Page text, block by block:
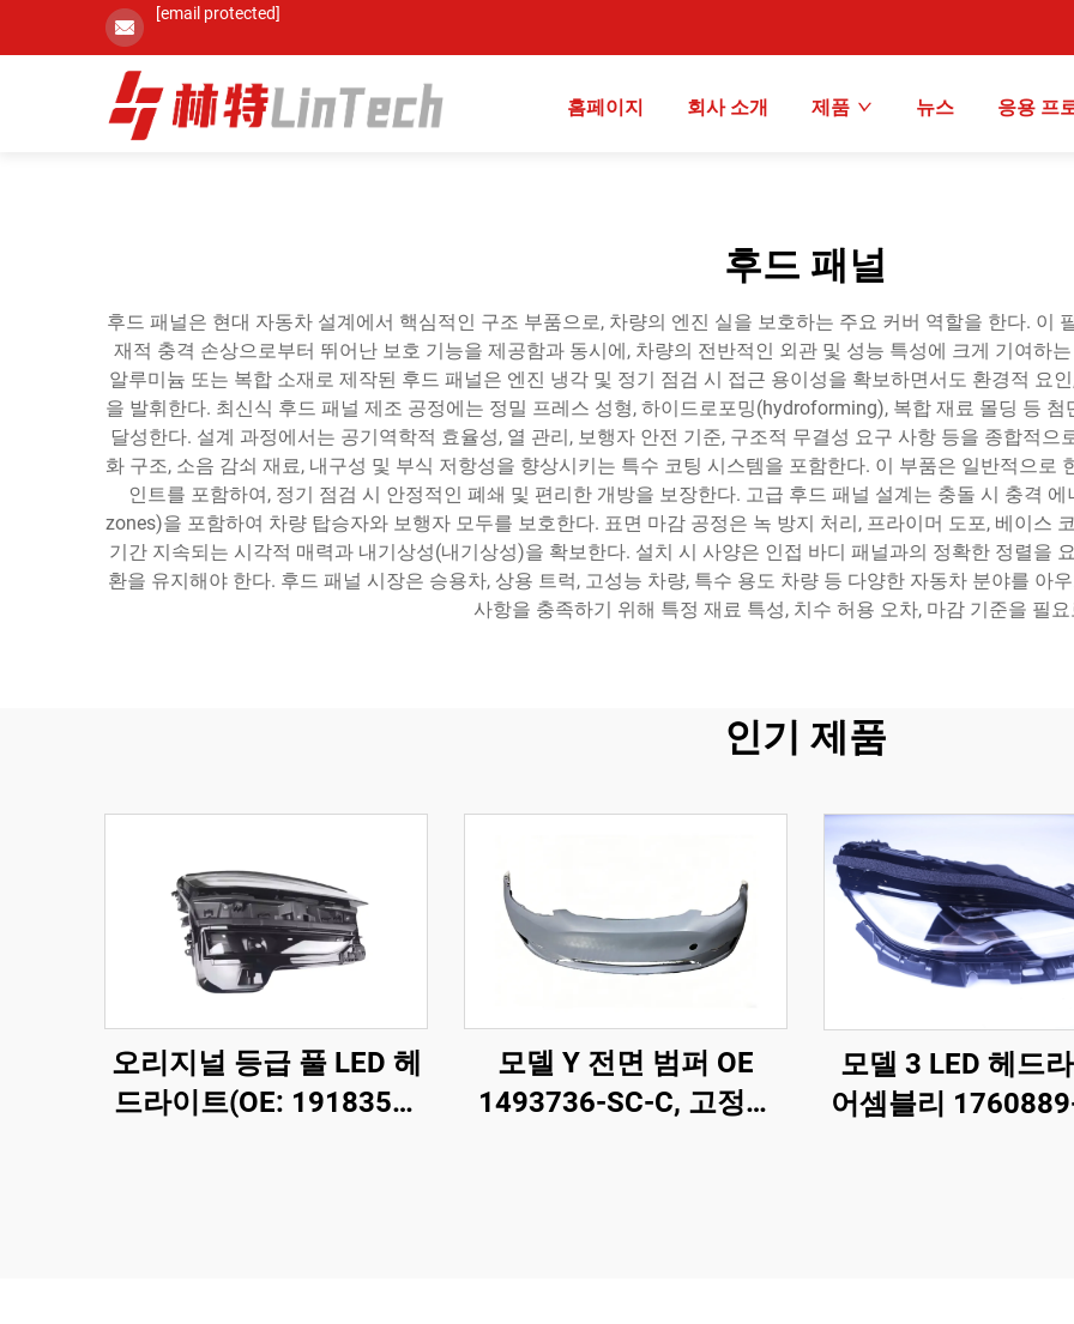
[email protected]
홈페이지 회사 소개 제품 뉴스 응용 프
후드 패널
후드 패널은 현대 자동차 설계에서 핵심적인 구조 부품으로, 차량의 엔진 실을 보호하는 주요 커버 역할을 한다. 이
재적 충격 손상으로부터 뛰어난 보호 기능을 제공함과 동시에, 차량의 전반적인 외관 및 성능 특성에 크게 기여하
알루미늄 또는 복합 소재로 제작된 후드 패널은 엔진 냉각 및 정기 점검 시 접근 용이성을 확보하면서도 환경적 요
을 발휘한다. 최신식 후드 패널 제조 공정에는 정밀 프레스 성형, 하이드로포밍(hydroforming), 복합 재료 몰딩 등
달성한다. 설계 과정에서는 공기역학적 효율성, 열 관리, 보행자 안전 기준, 구조적 무결성 요구 사항 등을 종합적
화 구조, 소음 감쇠 재료, 내구성 및 부식 저항성을 향상시키는 특수 코팅 시스템을 포함한다. 이 부품은 일반적으로
인트를 포함하여, 정기 점검 시 안정적인 폐쇄 및 편리한 개방을 보장한다. 고급 후드 패널 설계는 충돌 시 충격
zones)을 포함하여 차량 탑승자와 보행자 모두를 보호한다. 표면 마감 공정은 녹 방지 처리, 프라이머 도포, 베이스
기간 지속되는 시각적 매력과 내기상성(내기상성)을 확보한다. 설치 시 사양은 인접 바디 패널과의 정확한 정렬을
환을 유지해야 한다. 후드 패널 시장은 승용차, 상용 트럭, 고성능 차량, 특수 용도 차량 등 다양한 자동차 분야를 아
사항을 충족하기 위해 특정 재료 특성, 치수 허용 오차, 마감 기준을 필
인기 제품
오리지널 등급 풀 LED 헤
드라이트(OE: 1918351-
모델 Y 전면 범퍼 OE
1493736-SC-C, 고정밀
모델 3 LED 헤드
어셈블리